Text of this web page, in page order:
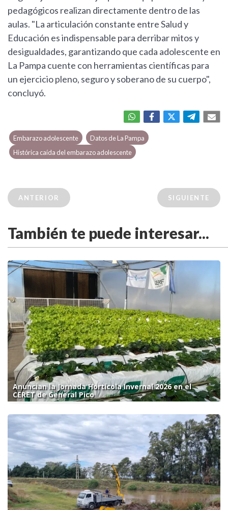
pedagógicos realizan directamente dentro de las
aulas. "La articulación constante entre Salud y
Educación es indispensable para derribar mitos y
desigualdades, garantizando que cada adolescente en
La Pampa cuente con herramientas científicas para
un ejercicio pleno, seguro y soberano de su cuerpo",
concluyó.
Embarazo adolescente
Datos de La Pampa
Histórica caída del embarazo adolescente
ANTERIOR SIGUIENTE
También te puede interesar...
Anuncian la Jornada Hortícola Invernal 2026 en el
CERET de General Pico